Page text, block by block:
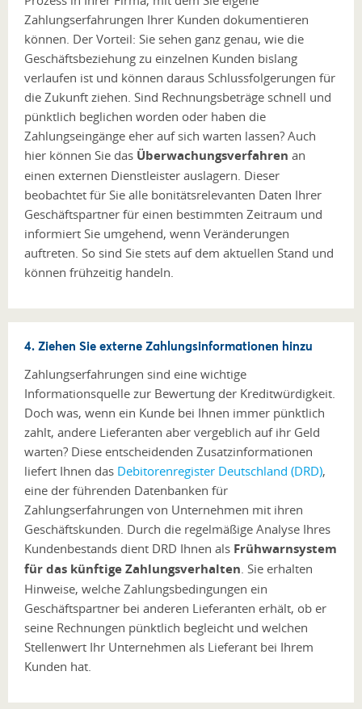
Zahlungserfahrungen Ihrer Kunden dokumentieren
können. Der Vorteil: Sie sehen ganz genau, wie die
Geschäftsbeziehung zu einzelnen Kunden bislang
verlaufen ist und können daraus Schlussfolgerungen für
die Zukunft ziehen. Sind Rechnungsbeträge schnell und
pünktlich beglichen worden oder haben die
Zahlungseingänge eher auf sich warten lassen? Auch
hier können Sie das Überwachungsverfahren an
einen externen Dienstleister auslagern. Dieser
beobachtet für Sie alle bonitätsrelevanten Daten Ihrer
Geschäftspartner für einen bestimmten Zeitraum und
informiert Sie umgehend, wenn Veränderungen
auftreten. So sind Sie stets auf dem aktuellen Stand und
können frühzeitig handeln.
4. Ziehen Sie externe Zahlungsinformationen hinzu
Zahlungserfahrungen sind eine wichtige
Informationsquelle zur Bewertung der Kreditwürdigkeit.
Doch was, wenn ein Kunde bei Ihnen immer pünktlich
zahlt, andere Lieferanten aber vergeblich auf ihr Geld
warten? Diese entscheidenden Zusatzinformationen
liefert Ihnen das Debitorenregister Deutschland (DRD),
eine der führenden Datenbanken für
Zahlungserfahrungen von Unternehmen mit ihren
Geschäftskunden. Durch die regelmäßige Analyse Ihres
Kundenbestands dient DRD Ihnen als Frühwarnsystem
für das künftige Zahlungsverhalten. Sie erhalten
Hinweise, welche Zahlungsbedingungen ein
Geschäftspartner bei anderen Lieferanten erhält, ob er
seine Rechnungen pünktlich begleicht und welchen
Stellenwert Ihr Unternehmen als Lieferant bei Ihrem
Kunden hat.